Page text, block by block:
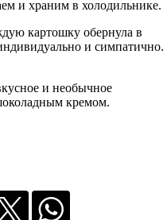
и храним в холодильнике.
картошку обернула в
и симпатично.
и необычное
кремом.